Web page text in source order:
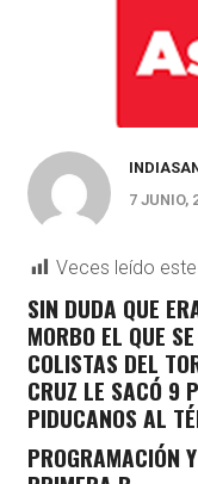
7 JUNIO,
Veces leído
SIN DUDA QUE
MORBO EL QUE
COLISTAS DEL
CRUZ LE SACÓ 9
PIDUCANOS AL
PROGRAMACIÓN